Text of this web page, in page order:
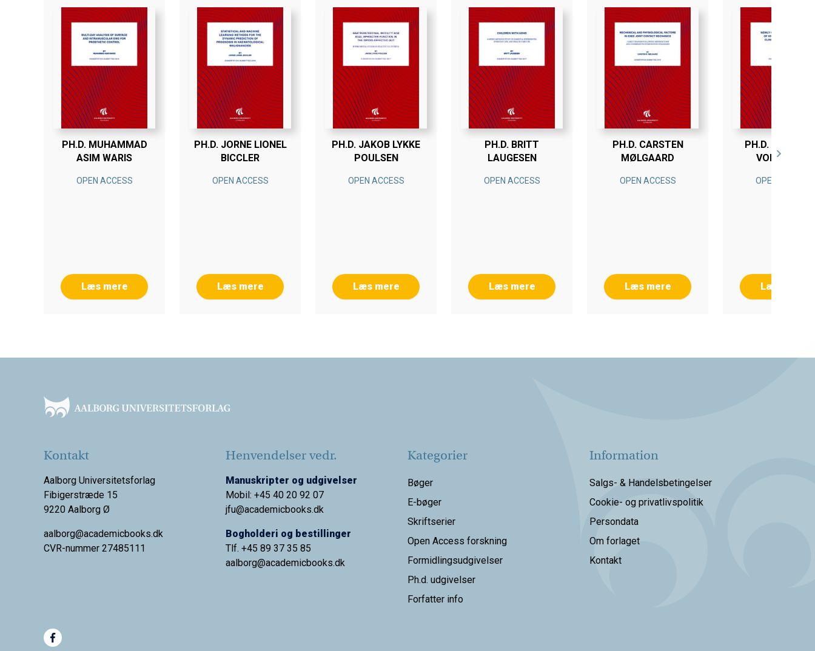
PH.D. MUHAMMAD
ASIM WARIS
OPEN ACCESS
Læs mere
PH.D. JORNE LIONEL
BICCLER
OPEN ACCESS
Læs mere
PH.D. JAKOB LYKKE
POULSEN
OPEN ACCESS
Læs mere
PH.D. BRITT
LAUGESEN
OPEN ACCESS
Læs mere
PH.D. CARSTEN
MØLGAARD
OPEN ACCESS
Læs mere
PH.D. SIRI
VOLDBJERG
OPEN ACCESS
Læs mere
Kontakt
Aalborg Universitetsforlag
Fibigerstræde 15
9220 Aalborg Ø
aalborg@academicbooks.dk
CVR-nummer 27485111
Henvendelser vedr.
Manuskripter og udgivelser
Mobil: +45 40 20 92 07
jfu@academicbooks.dk
Bogholderi og bestillinger
Tlf. +45 89 37 35 85
aalborg@academicbooks.dk
Kategorier
Bøger
E-bøger
Skriftserier
Open Access forskning
Formidlingsudgivelser
Ph.d. udgivelser
Forfatter info
Information
Salgs- & Handelsbetingelser
Cookie- og privatlivspolitik
Persondata
Om forlaget
Kontakt